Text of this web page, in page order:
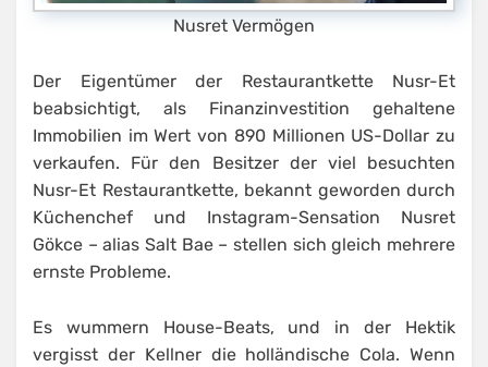
Nusret Vermögen
Der Eigentümer der Restaurantkette Nusr-Et
beabsichtigt, als Finanzinvestition gehaltene
Immobilien im Wert von 890 Millionen US-Dollar zu
verkaufen. Für den Besitzer der viel besuchten
Nusr-Et Restaurantkette, bekannt geworden durch
Küchenchef und Instagram-Sensation Nusret
Gökce – alias Salt Bae – stellen sich gleich mehrere
ernste Probleme.
Es wummern House-Beats, und in der Hektik
vergisst der Kellner die holländische Cola. Wenn